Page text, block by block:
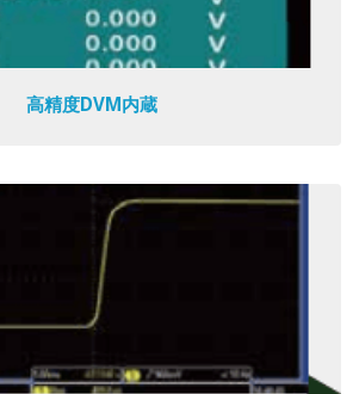
高精度DVM内蔵